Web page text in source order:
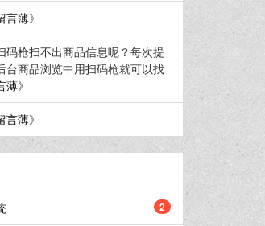
言薄》
码枪扫不出商品信息呢？每次提
台商品浏览中用扫码枪就可以找
薄》
言薄》
2